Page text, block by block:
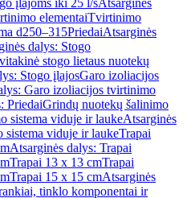
įlajoms iki 25 l/sAtsarginės
elementaiTvirtinimo
d250–315PriedaiAtsarginės
dalys: Stogo
stogo lietaus nuotekų
Stogo įlajosGaro izoliacijos
Garo izoliacijos tvirtinimo
PriedaiGrindų nuotekų šalinimo
sistema viduje ir laukeAtsarginės
sistema viduje ir laukeTrapai
Atsarginės dalys: Trapai
Trapai 13 x 13 cmTrapai
Trapai 15 x 15 cmAtsarginės
tinklo komponentai ir